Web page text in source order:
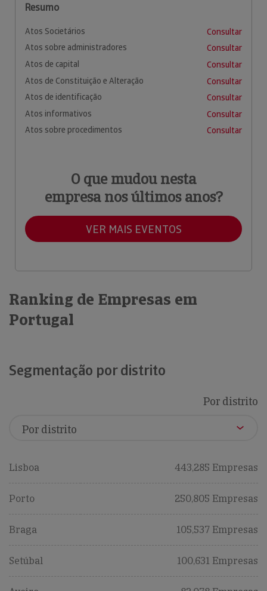
Resumo
Atos Societários
Consultar
Atos sobre administradores
Consultar
Atos de capital
Consultar
Atos de Constituição e Alteração
Consultar
Atos de identificação
Consultar
Atos informativos
Consultar
Atos sobre procedimentos
Consultar
O que mudou nesta
empresa nos últimos anos?
VER MAIS EVENTOS
Ranking de Empresas em
Portugal
Segmentação por distrito
Por distrito
Lisboa 443,285 Empresas
Porto 250,805 Empresas
Braga 105,537 Empresas
Setúbal 100,631 Empresas